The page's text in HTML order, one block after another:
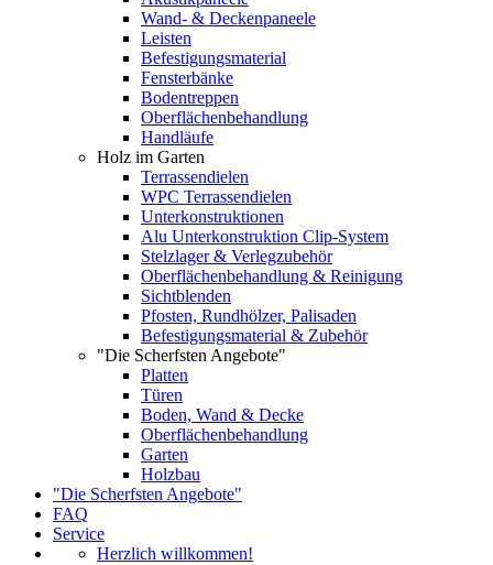
Wand- & Deckenpaneele
Leisten
Befestigungsmaterial
Fensterbänke
Bodentreppen
Oberflächenbehandlung
Handläufe
Holz im Garten
Terrassendielen
WPC Terrassendielen
Unterkonstruktionen
Alu Unterkonstruktion Clip-System
Stelzlager & Verlegzubehör
Oberflächenbehandlung & Reinigung
Sichtblenden
Pfosten, Rundhölzer, Palisaden
Befestigungsmaterial & Zubehör
"Die Scherfsten Angebote"
Platten
Türen
Boden, Wand & Decke
Oberflächenbehandlung
Garten
Holzbau
"Die Scherfsten Angebote"
FAQ
Service
Herzlich willkommen!